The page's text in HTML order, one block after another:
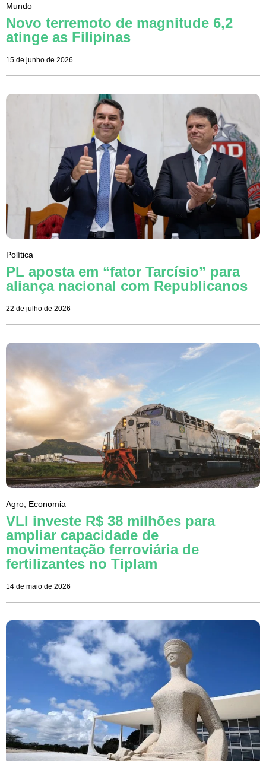
Mundo
Novo terremoto de magnitude 6,2
atinge as Filipinas
15 de junho de 2026
Política
PL aposta em “fator Tarcísio” para
aliança nacional com Republicanos
22 de julho de 2026
Agro Economia
VLI investe R$ 38 milhões para
ampliar capacidade de
movimentação ferroviária de
fertilizantes no Tiplam
14 de maio de 2026